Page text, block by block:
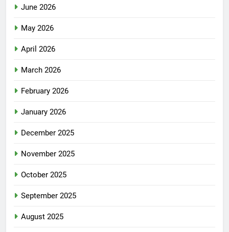
June 2026
May 2026
April 2026
March 2026
February 2026
January 2026
December 2025
November 2025
October 2025
September 2025
August 2025